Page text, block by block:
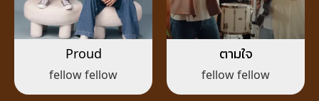
Proud
fellow fellow
ตามใจ
fellow fellow